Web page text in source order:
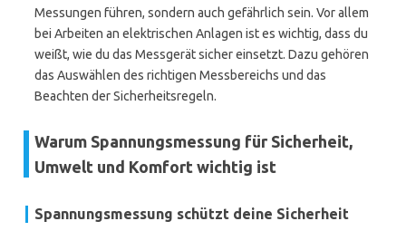
Messungen führen, sondern auch gefährlich sein. Vor allem
bei Arbeiten an elektrischen Anlagen ist es wichtig, dass du
weißt, wie du das Messgerät sicher einsetzt. Dazu gehören
das Auswählen des richtigen Messbereichs und das
Beachten der Sicherheitsregeln.
Warum Spannungsmessung für Sicherheit,
Umwelt und Komfort wichtig ist
Spannungsmessung schützt deine Sicherheit